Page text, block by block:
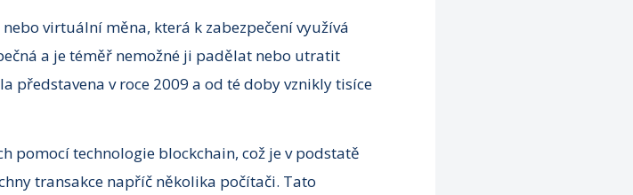
virtuální měna, která k zabezpečení využívá
a je téměř nemožné ji padělat nebo utratit
představena v roce 2009 a od té doby vznikly tisíce
pomocí technologie blockchain, což je v podstatě
transakce napříč několika počítači. Tato